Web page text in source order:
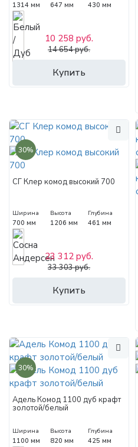
1314 мм 647 мм 430 мм
Купить
10 258 руб.
14 654 руб.
30%
СГ Клер комод высокий 700
Ширина
700 мм
Высота
1206 мм
Глубина
461 мм
Купить
23 312 руб.
33 303 руб.
30%
Адель Комод 1100 дуб крафт
золотой/белый
Ширина
1100 мм
Высота
820 мм
Глубина
425 мм